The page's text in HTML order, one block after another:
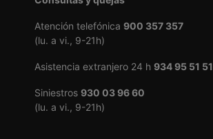
Atención telefónica 900 357 357
(lu. a vi., 9-21h)
Asistencia extranjero 24 h 934 95 51 51
Siniestros 930 03 96 60
(lu. a vi., 9-21h)